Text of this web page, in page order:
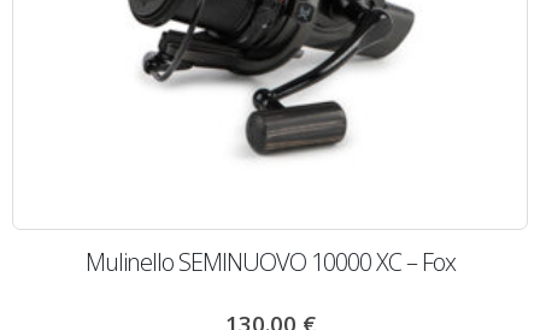
Mulinello SEMINUOVO 10000 XC – Fox
130.00 €